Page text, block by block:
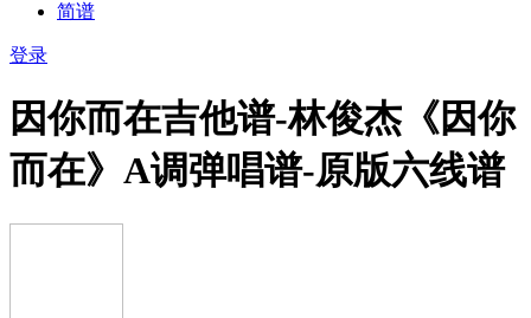
简谱
登录
因你而在吉他谱-林俊杰《因你
而在》A调弹唱谱-原版六线谱